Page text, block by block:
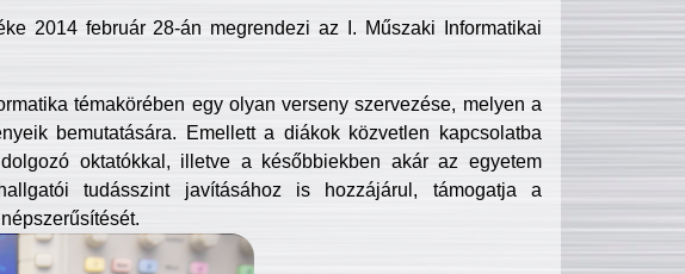
2014 február 28-án megrendezi az I. Műszaki Informatikai
témakörében egy olyan verseny szervezése, melyen a
bemutatására. Emellett a diákok közvetlen kapcsolatba
oktatókkal, illetve a későbbiekben akár az egyetem
tudásszint javításához is hozzájárul, támogatja a